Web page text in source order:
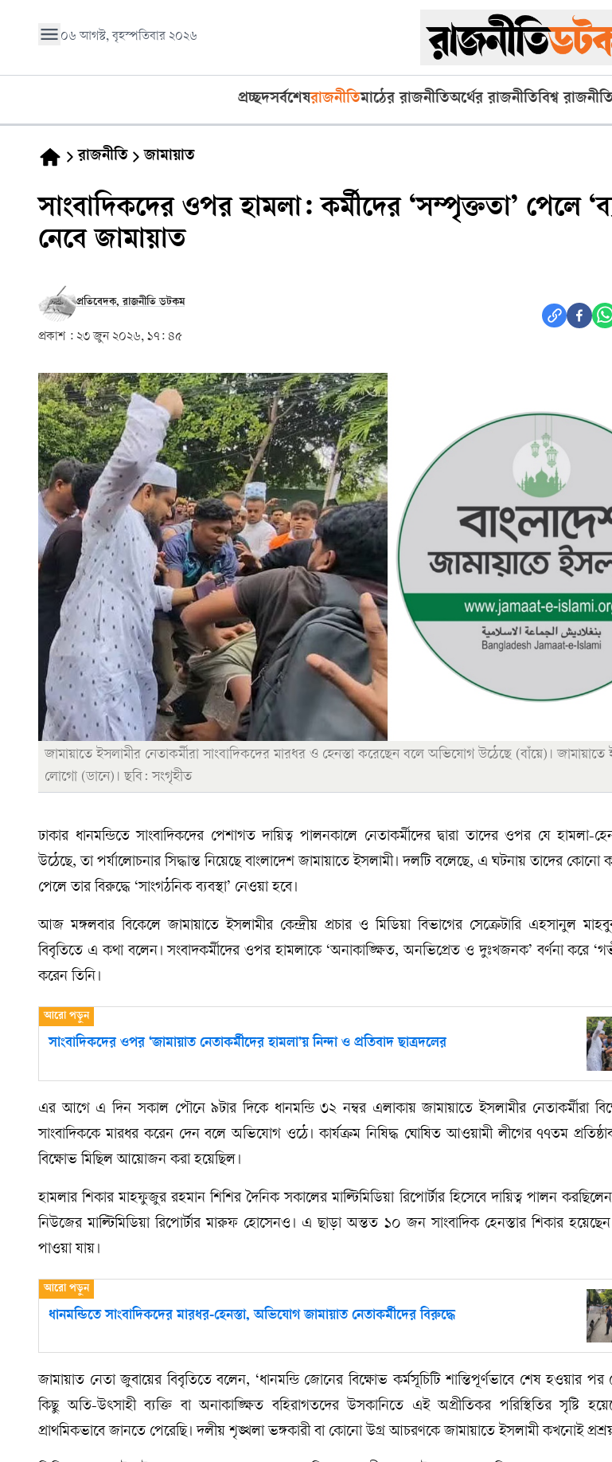
০৬ আগস্ট, বৃহস্পতিবার ২০২৬
প্রচ্ছদসর্বশেষরাজনীতিমাঠের রাজনীতিঅর্থের রাজনীতিবিশ্ব
রাজনীতি জামায়াত
সাংবাদিকদের ওপর হামলা: কর্মীদের ‘সম্পৃক্ততা’ পেলে
নেবে জামায়াত
প্রতিবেদক, রাজনীতি ডটকম
প্রকাশ : ২৩ জুন ২০২৬, ১৭: ৪৫
জামায়াতে ইসলামীর নেতাকর্মীরা সাংবাদিকদের মারধর ও হেনস্তা করেছেন বলে অভিযোগ উঠেছে (বাঁয়ে)। জামায়াতে
লোগো (ডানে)। ছবি: সংগৃহীত
ঢাকার ধানমন্ডিতে সাংবাদিকদের পেশাগত দায়িত্ব পালনকালে নেতাকর্মীদের দ্বারা তাদের ওপর যে হামলা-
উঠেছে, তা পর্যালোচনার সিদ্ধান্ত নিয়েছে বাংলাদেশ জামায়াতে ইসলামী। দলটি বলেছে, এ ঘটনায় তাদের কোনো
পেলে তার বিরুদ্ধে ‘সাংগঠনিক ব্যবস্থা’ নেওয়া হবে।
আজ মঙ্গলবার বিকেলে জামায়াতে ইসলামীর কেন্দ্রীয় প্রচার ও মিডিয়া বিভাগের সেক্রেটারি এহসানুল
বিবৃতিতে এ কথা বলেন। সংবাদকর্মীদের ওপর হামলাকে ‘অনাকাঙ্ক্ষিত, অনভিপ্রেত ও দুঃখজনক’ বর্ণনা করে
করেন তিনি।
সাংবাদিকদের ওপর ‘জামায়াত নেতাকর্মীদের হামলা’য় নিন্দা ও প্রতিবাদ ছাত্রদলের
এর আগে এ দিন সকাল পৌনে ৯টার দিকে ধানমন্ডি ৩২ নম্বর এলাকায় জামায়াতে ইসলামীর নেতাকর্মীরা
সাংবাদিককে মারধর করেন দেন বলে অভিযোগ ওঠে। কার্যক্রম নিষিদ্ধ ঘোষিত আওয়ামী লীগের ৭৭তম
বিক্ষোভ মিছিল আয়োজন করা হয়েছিল।
হামলার শিকার মাহফুজুর রহমান শিশির দৈনিক সকালের মাল্টিমিডিয়া রিপোর্টার হিসেবে দায়িত্ব পালন
নিউজের মাল্টিমিডিয়া রিপোর্টার মারুফ হোসেনও। এ ছাড়া অন্তত ১০ জন সাংবাদিক হেনস্তার শিকার
পাওয়া যায়।
ধানমন্ডিতে সাংবাদিকদের মারধর-হেনস্তা, অভিযোগ জামায়াত নেতাকর্মীদের বিরুদ্ধে
জামায়াত নেতা জুবায়ের বিবৃতিতে বলেন, ‘ধানমন্ডি জোনের বিক্ষোভ কর্মসূচিটি শান্তিপূর্ণভাবে শেষ হওয়ার পর
কিছু অতি-উৎসাহী ব্যক্তি বা অনাকাঙ্ক্ষিত বহিরাগতদের উসকানিতে এই অপ্রীতিকর পরিস্থিতির সৃষ্টি
প্রাথমিকভাবে জানতে পেরেছি। দলীয় শৃঙ্খলা ভঙ্গকারী বা কোনো উগ্র আচরণকে জামায়াতে ইসলামী কখনোই